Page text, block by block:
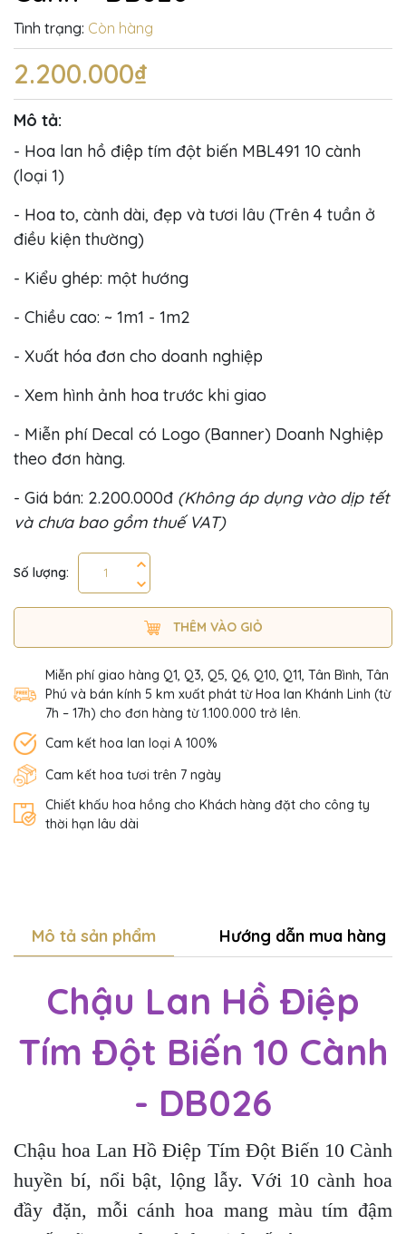
Tình trạng: Còn hàng
2.200.000₫
Mô tả:
- Hoa lan hồ điệp tím đột biến MBL491 10 cành
(loại 1)
- Hoa to, cành dài, đẹp và tươi lâu (Trên 4 tuần ở
điều kiện thường)
- Kiểu ghép: một hướng
- Chiều cao: ~ 1m1 - 1m2
- Xuất hóa đơn cho doanh nghiệp
- Xem hình ảnh hoa trước khi giao
- Miễn phí Decal có Logo (Banner) Doanh Nghiệp
theo đơn hàng.
- Giá bán: 2.200.000đ (Không áp dụng vào dịp tết
và chưa bao gồm thuế VAT)
Số lượng:
THÊM VÀO GIỎ
Miễn phí giao hàng Q1, Q3, Q5, Q6, Q10, Q11, Tân Bình, Tân
Phú và bán kính 5 km xuất phát từ Hoa lan Khánh Linh (từ
7h – 17h) cho đơn hàng từ 1.100.000 trở lên.
Cam kết hoa lan loại A 100%
Cam kết hoa tươi trên 7 ngày
Chiết khấu hoa hồng cho Khách hàng đặt cho công ty
thời hạn lâu dài
Mô tả sản phẩm Hướng dẫn mua hàng
Chậu Lan Hồ Điệp
Tím Đột Biến 10 Cành
- DB026
Chậu hoa Lan Hồ Điệp Tím Đột Biến 10 Cành
huyền bí, nổi bật, lộng lẫy. Với 10 cành hoa
đầy đặn, mỗi cánh hoa mang màu tím đậm